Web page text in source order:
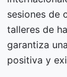
sesiones de
talleres de
garantiza
positiva y